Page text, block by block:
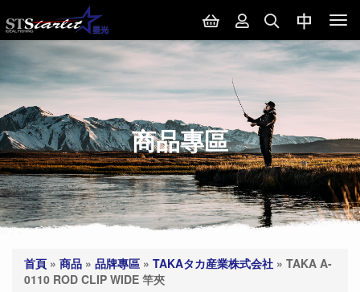
商品專區
首頁 » 商品 » 品牌專區 » TAKAタカ産業株式会社 » TAKA A-
0110 ROD CLIP WIDE 竿夾